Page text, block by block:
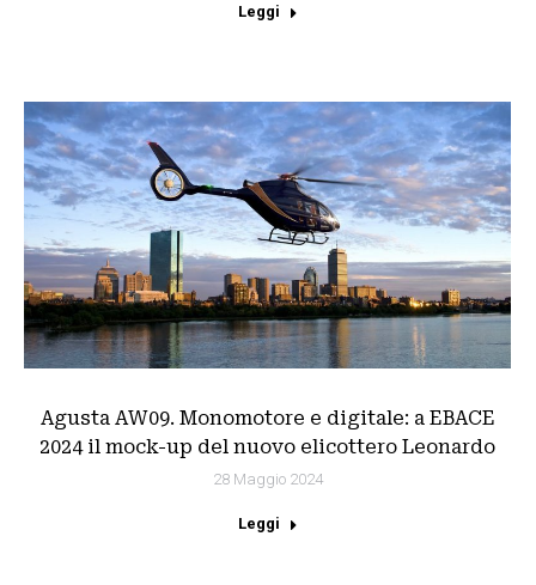
Leggi
Agusta AW09. Monomotore e digitale: a EBACE
2024 il mock-up del nuovo elicottero Leonardo
28 Maggio 2024
Leggi